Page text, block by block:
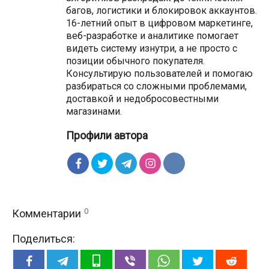
багов, логистики и блокировок аккаунтов.
16-летний опыт в цифровом маркетинге,
веб-разработке и аналитике помогает
видеть систему изнутри, а не просто с
позиции обычного покупателя.
Консультирую пользователей и помогаю
разбираться со сложными проблемами,
доставкой и недобросовестными
магазинами.
Профили автора
Комментарии 0
Поделиться: